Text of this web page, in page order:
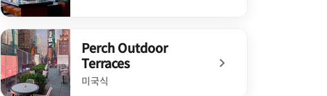
undefined Bryant Park Lounge
Perch Outdoor
Terraces
미국식